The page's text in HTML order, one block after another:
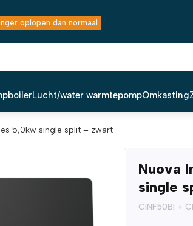
oplopen dan normaal
Lucht/water warmtepompOmkasting
5,0kw single split – zwart
Nuova
single
CINF50BI +